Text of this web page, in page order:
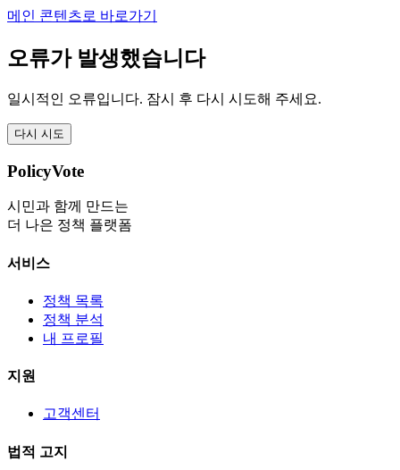
메인 콘텐츠로 바로가기
오류가 발생했습니다
일시적인 오류입니다. 잠시 후 다시 시도해 주세요.
다시 시도
PolicyVote
시민과 함께 만드는
더 나은 정책 플랫폼
서비스
정책 목록
정책 분석
내 프로필
지원
고객센터
법적 고지